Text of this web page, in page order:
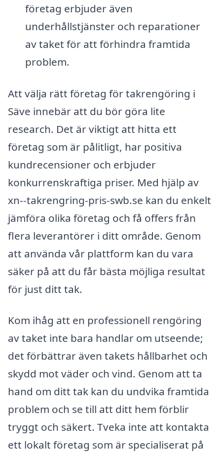
företag erbjuder även
underhållstjänster och reparationer
av taket för att förhindra framtida
problem.
Att välja rätt företag för takrengöring i
Säve innebär att du bör göra lite
research. Det är viktigt att hitta ett
företag som är pålitligt, har positiva
kundrecensioner och erbjuder
konkurrenskraftiga priser. Med hjälp av
xn--takrengring-pris-swb.se kan du enkelt
jämföra olika företag och få offers från
flera leverantörer i ditt område. Genom
att använda vår plattform kan du vara
säker på att du får bästa möjliga resultat
för just ditt tak.
Kom ihåg att en professionell rengöring
av taket inte bara handlar om utseende;
det förbättrar även takets hållbarhet och
skydd mot väder och vind. Genom att ta
hand om ditt tak kan du undvika framtida
problem och se till att ditt hem förblir
tryggt och säkert. Tveka inte att kontakta
ett lokalt företag som är specialiserat på